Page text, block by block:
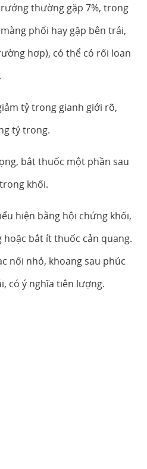
thường gặp 7%, trong
phổi hay gặp bên trái,
hợp), có thể có rối loạn
tỷ trong gianh giới rõ,
tỷ trọng.
bắt thuốc một phần sau
khối.
hiện bằng hội chứng khối,
bắt ít thuốc cản quang.
nối nhỏ, khoang sau phúc
có ý nghĩa tiên lượng.